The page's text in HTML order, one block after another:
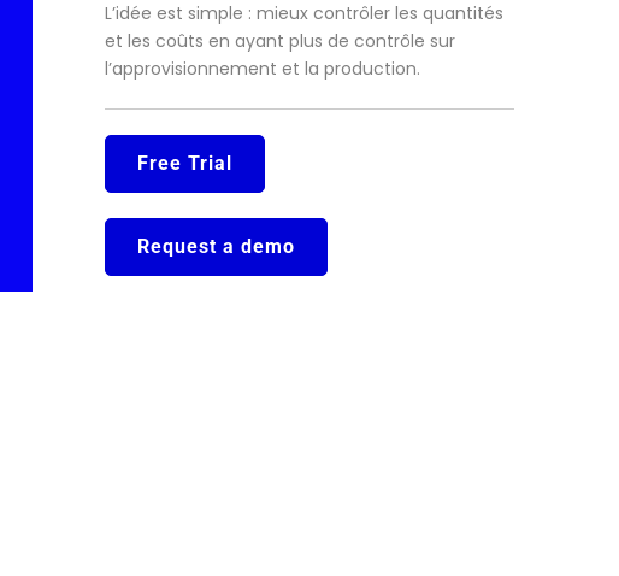
L’idée est simple : mieux contrôler les quantités
et les coûts en ayant plus de contrôle sur
l’approvisionnement et la production.
Free Trial
Request a demo